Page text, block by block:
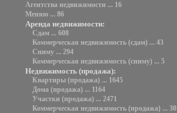
Агентства недвижимости ... 16
Меняю ... 86
Аренда недвижимости:
Сдам ... 608
Коммерческая недвижимость (сдам) ... 43
Сниму ... 294
Коммерческая недвижимость (сниму) ... 5
Недвижимость (продажа):
Квартиры (продажа) ... 1645
Дома (продажа) ... 1164
Участки (продажа) ... 2471
Коммерческая недвижимость (продажа) ... 30